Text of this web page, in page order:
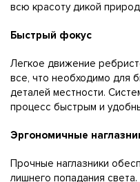
всю красоту дикой
Быстрый фокус
Легкое движение
все, что необходимо для
деталей местности.
процесс быстрым и
Эргономичные
Прочные наглазники
лишнего попадания